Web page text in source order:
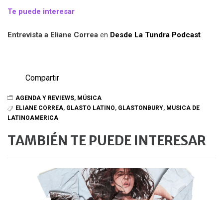
Te puede interesar
Entrevista a Eliane Correa en Desde La Tundra Podcast
Compartir
AGENDA Y REVIEWS, MÚSICA
ELIANE CORREA, GLASTO LATINO, GLASTONBURY, MUSICA DE
LATINOAMERICA
TAMBIÉN TE PUEDE INTERESAR